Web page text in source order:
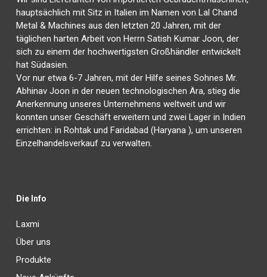
hauptsächlich mit Sitz in Italien im Namen von Lal Chand
Metal & Machines aus den letzten 20 Jahren, mit der
täglichen harten Arbeit von Herrn Satish Kumar Joon, der
sich zu einem der hochwertigsten Großhändler entwickelt
hat Südasien.
Vor nur etwa 6-7 Jahren, mit der Hilfe seines Sohnes Mr.
Abhinav Joon in der neuen technologischen Ära, stieg die
Anerkennung unseres Unternehmens weltweit und wir
konnten unser Geschäft erweitern und zwei Lager in Indien
errichten: in Rohtak und Faridabad (Haryana ), um unseren
Einzelhandelsverkauf zu verwalten.
Die Info
Laxmi
Über uns
Produkte